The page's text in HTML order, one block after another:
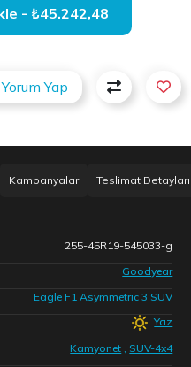
Sepete Ekle - ₺45.242,48
Yorum Yap
Kampanyalar Teslimat Detayları
255-45R19-545033-g
Goodyear
Eagle F1 Asymmetric 3 SUV
Yaz
Kamyonet , SUV-4x4